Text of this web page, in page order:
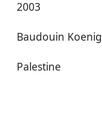
2003
Baudouin Koenig
Palestine